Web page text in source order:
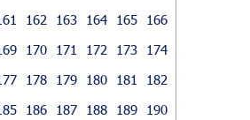
162 163 164 165
166
170 171 172 173
174
178 179 180 181
182
186 187 188 189
190